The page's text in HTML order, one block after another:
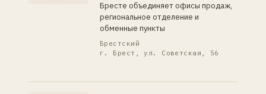
Бресте объединяет офисы продаж,
региональное отделение и
обменные пункты
Брестский
г. Брест, ул. Советская, 56